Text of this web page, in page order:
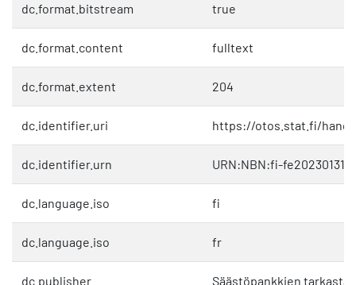
dc.format.bitstream true
dc.format.content fulltext
dc.format.extent 204
dc.identifier.uri https://otos.stat.fi/
dc.identifier.urn URN:NBN:fi-
dc.language.iso fi
dc.language.iso fr
dc.publisher Säästöpankkien